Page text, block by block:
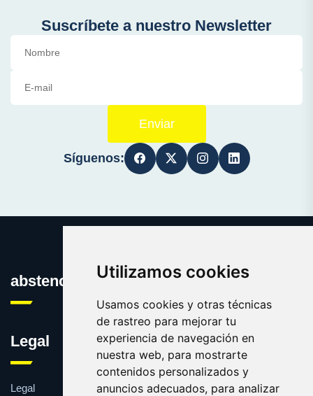
Utilizamos cookies
Usamos cookies y otras técnicas
de rastreo para mejorar tu
experiencia de navegación en
nuestra web, para mostrarte
contenidos personalizados y
anuncios adecuados, para analizar
Suscríbete a nuestro Newsletter
Enviar
Síguenos:
abstencion.es
Legal
Legal